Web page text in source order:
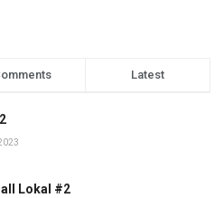
Latest
Lokal #2